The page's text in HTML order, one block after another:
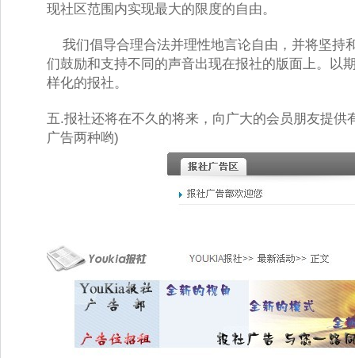
现社区范围内实现最大的限度的自由。
我们倡导合理合法并理性地言论自由，并将坚持
们鼓励和支持不同的声音出现在报社的版面上。以
样化的报社。
五.报社还将在不久的将来，向广大的会员朋友提供
广告两种哟)